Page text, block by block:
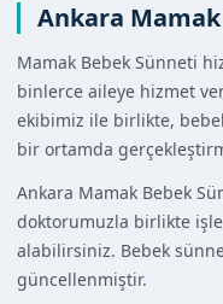
Ankara
Mamak Bebek Sünneti
binlerce aileye hizmet
ekibimiz ile birlikte,
bir ortamda
Ankara Mamak Bebek
doktorumuzla birlikte
alabilirsiniz. Bebek
güncellenmiştir.